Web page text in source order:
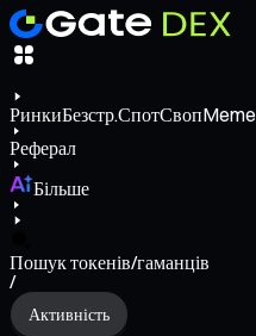
РинкиБезстр.СпотСвопMeme
Реферал
Більше
Пошук токенів/гаманців
/
Активність